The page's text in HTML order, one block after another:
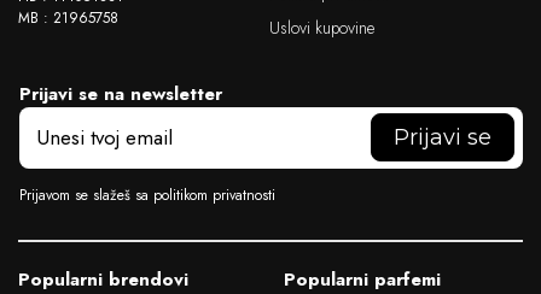
MB : 21965758
Uslovi kupovine
Prijavi se na newsletter
E
a
iPrijavom se slažeš sa politikom privatnosti
Popularni brendovi Popularni parfemi